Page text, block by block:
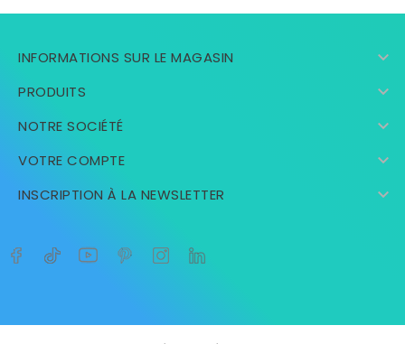
INFORMATIONS SUR LE MAGASIN 
PRODUITS 
NOTRE SOCIÉTÉ 
VOTRE COMPTE 
INSCRIPTION À LA NEWSLETTER 